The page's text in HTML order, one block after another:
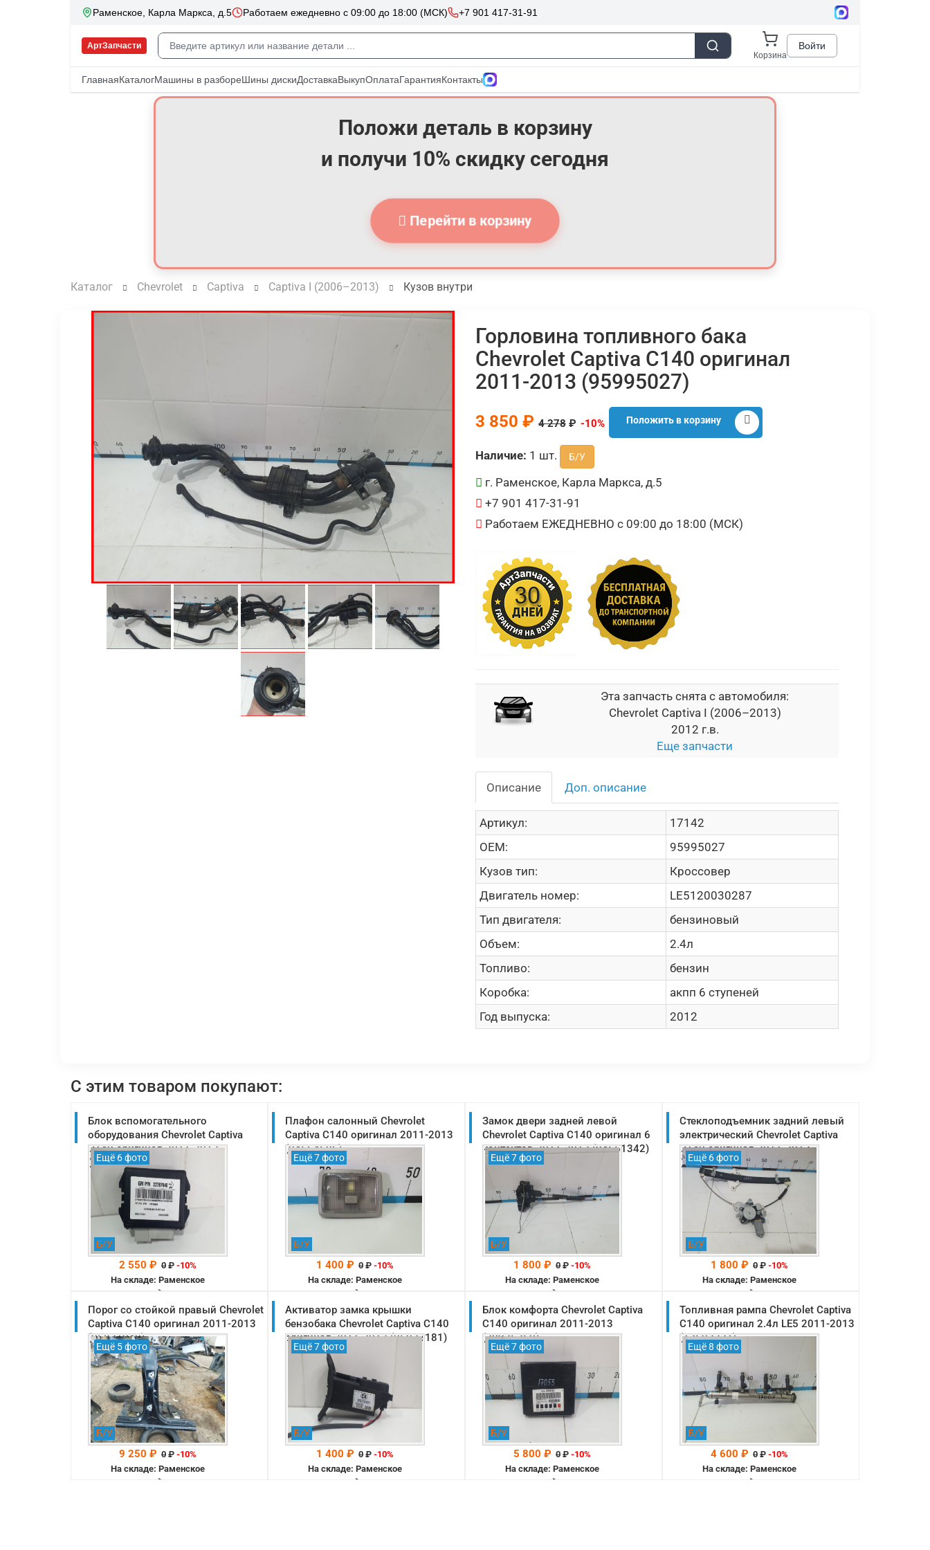
Положи деталь в корзину
и получи 10% скидку сегодня
Перейти в корзину
Каталог Chevrolet Captiva Captiva I (2006–2013) Кузов внутри
Горловина топливного бака
Chevrolet Captiva C140 оригинал
2011-2013 (95995027)
3 850 ₽ 4 278 ₽ -10% Положить в корзину
Наличие: 1 шт. Б/У
г. Раменское, Карла Маркса, д.5
+7 901 417-31-91
Работаем ЕЖЕДНЕВНО с 09:00 до 18:00 (МСК)
Эта запчасть снята с автомобиля:
Chevrolet Captiva I (2006–2013)
2012 г.в.
Еще запчасти
Описание Доп. описание
Артикул:
17142
OEM:
95995027
Кузов тип:
Кроссовер
Двигатель номер:
LE5120030287
Тип двигателя:
бензиновый
Объем:
2.4л
Топливо:
бензин
Коробка:
акпп 6 ступеней
Год выпуска:
2012
С этим товаром покупают:
Блок вспомогательного
оборудования Chevrolet Captiva
C140 оригинал 2011-2013
(22787940)
Ещё 6 фото
Б/У
2 550 ₽ 0 ₽ -10%
На складе: Раменское
-->
Плафон салонный Chevrolet
Captiva C140 оригинал 2011-2013
(94564606)
Ещё 7 фото
Б/У
1 400 ₽ 0 ₽ -10%
На складе: Раменское
-->
Замок двери задней левой
Chevrolet Captiva C140 оригинал 6
контактов 2011-2013 (94551342)
Ещё 7 фото
Б/У
1 800 ₽ 0 ₽ -10%
На складе: Раменское
-->
Стеклоподъемник задний левый
электрический Chevrolet Captiva
C140 оригинал 2011-2013
(96624334)
Ещё 6 фото
Б/У
1 800 ₽ 0 ₽ -10%
На складе: Раменское
-->
Порог со стойкой правый Chevrolet
Captiva C140 оригинал 2011-2013
(96831040)
Ещё 5 фото
Б/У
9 250 ₽ 0 ₽ -10%
На складе: Раменское
-->
Активатор замка крышки
бензобака Chevrolet Captiva C140
оригинал 2011-2013 (95033181)
Ещё 7 фото
Б/У
1 400 ₽ 0 ₽ -10%
На складе: Раменское
-->
Блок комфорта Chevrolet Captiva
C140 оригинал 2011-2013
(20935350)
Ещё 7 фото
Б/У
5 800 ₽ 0 ₽ -10%
На складе: Раменское
-->
Топливная рампа Chevrolet Captiva
C140 оригинал 2.4л LE5 2011-2013
(12593231)
Ещё 8 фото
Б/У
4 600 ₽ 0 ₽ -10%
На складе: Раменское
-->